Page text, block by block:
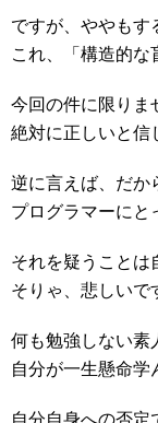
ですが、ややもす
これ、「構造的な
今回の件に限りま
絶対に正しいと信
逆に言えば、だか
プログラマーにと
それを疑うことは
そりゃ、悲しいで
何も勉強しない素
自分が一生懸命学
自分自身への否定